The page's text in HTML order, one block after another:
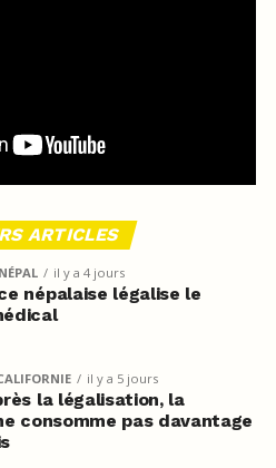
ARTICLES
il y a 4 jours
népalaise légalise le
il y a 5 jours
la légalisation, la
consomme pas davantage